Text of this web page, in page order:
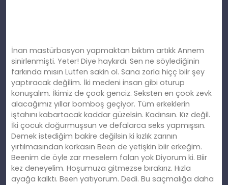
İnan mastürbasyon yapmaktan bıktım artıkk Annem
sinirlenmişti. Yeter! Diye haykırdı. Sen ne söylediğinin
farkında mısın Lütfen sakin ol. Sana zorla hiçç biir şey
yaptıracak değilim. İki medeni insan gibi oturup
konuşalım. İkimiz de çook genciz. Seksten en çook zevk
alacağımız yıllar bomboş geçiyor. Tüm erkeklerin
iştahını kabartacak kaddar güzelsin. Kadınsın. Kız değil.
İki çocuk doğurmuşsun ve defalarca seks yapmışsın.
Demek istediğim bakire değilsin ki kızlık zarının
yırtılmasından korkasın Been de yetişkin biir erkeğim.
Beenim de öyle zar meselem falan yok Diyorum ki. Biir
kez deneyelim. Hoşumuza gitmezse bırakırız. Hızla
ayağa kalktı. Been yatıyorum. Dedi. Bu saçmalığa daha